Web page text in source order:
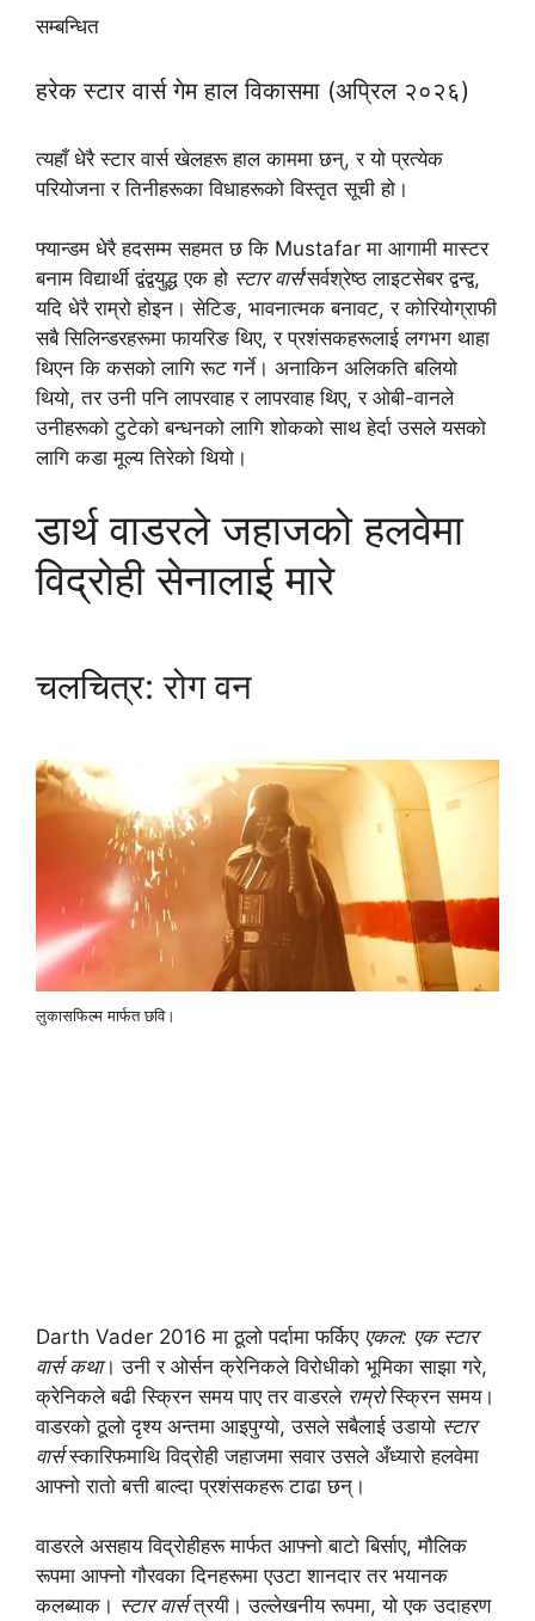
सम्बन्धित
हरेक स्टार वार्स गेम हाल विकासमा (अप्रिल २०२६)
त्यहाँ धेरै स्टार वार्स खेलहरू हाल काममा छन्, र यो प्रत्येक
परियोजना र तिनीहरूका विधाहरूको विस्तृत सूची हो।
फ्यान्डम धेरै हदसम्म सहमत छ कि Mustafar मा आगामी मास्टर
बनाम विद्यार्थी द्वंद्वयुद्ध एक हो स्टार वार्स'सर्वश्रेष्ठ लाइटसेबर द्वन्द्व,
यदि धेरै राम्रो होइन। सेटिङ, भावनात्मक बनावट, र कोरियोग्राफी
सबै सिलिन्डरहरूमा फायरिङ थिए, र प्रशंसकहरूलाई लगभग थाहा
थिएन कि कसको लागि रूट गर्ने। अनाकिन अलिकति बलियो
थियो, तर उनी पनि लापरवाह र लापरवाह थिए, र ओबी-वानले
उनीहरूको टुटेको बन्धनको लागि शोकको साथ हेर्दा उसले यसको
लागि कडा मूल्य तिरेको थियो।
डार्थ वाडरले जहाजको हलवेमा
विद्रोही सेनालाई मारे
चलचित्र: रोग वन
लुकासफिल्म मार्फत छवि।
Darth Vader 2016 मा ठूलो पर्दामा फर्किए एकल: एक स्टार
वार्स कथा। उनी र ओर्सन क्रेनिकले विरोधीको भूमिका साझा गरे,
क्रेनिकले बढी स्क्रिन समय पाए तर वाडरले राम्रोस्क्रिन समय।
वाडरको ठूलो दृश्य अन्तमा आइपुग्यो, उसले सबैलाई उडायो स्टार
वार्सस्कारिफमाथि विद्रोही जहाजमा सवार उसले अँध्यारो हलवेमा
आफ्नो रातो बत्ती बाल्दा प्रशंसकहरू टाढा छन्।
वाडरले असहाय विद्रोहीहरू मार्फत आफ्नो बाटो बिर्साए, मौलिक
रूपमा आफ्नो गौरवका दिनहरूमा एउटा शानदार तर भयानक
कलब्याक। स्टार वार्सत्रयी। उल्लेखनीय रूपमा, यो एक उदाहरण